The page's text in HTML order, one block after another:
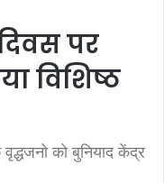
पर
विशिष्ठ
को बुनियाद केंद्र